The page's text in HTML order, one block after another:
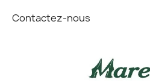
Contactez-nous